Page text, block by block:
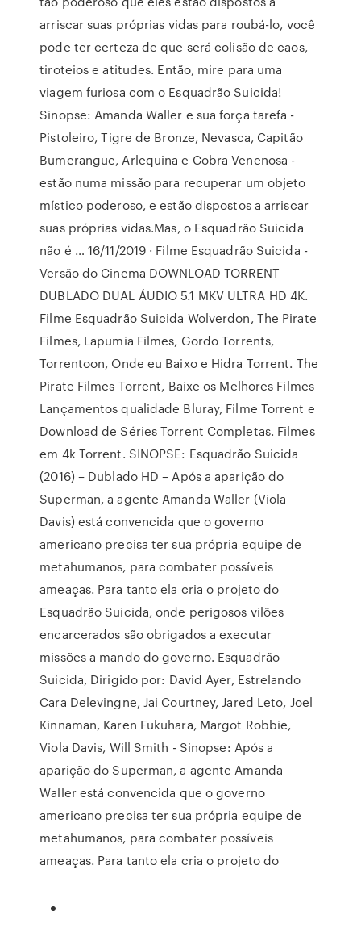
arriscar suas próprias vidas para roubá-lo, você
pode ter certeza de que será colisão de caos,
tiroteios e atitudes. Então, mire para uma
viagem furiosa com o Esquadrão Suicida!
Sinopse: Amanda Waller e sua força tarefa -
Pistoleiro, Tigre de Bronze, Nevasca, Capitão
Bumerangue, Arlequina e Cobra Venenosa -
estão numa missão para recuperar um objeto
místico poderoso, e estão dispostos a arriscar
suas próprias vidas.Mas, o Esquadrão Suicida
não é … 16/11/2019 · Filme Esquadrão Suicida -
Versão do Cinema DOWNLOAD TORRENT
DUBLADO DUAL ÁUDIO 5.1 MKV ULTRA HD 4K.
Filme Esquadrão Suicida Wolverdon, The Pirate
Filmes, Lapumia Filmes, Gordo Torrents,
Torrentoon, Onde eu Baixo e Hidra Torrent. The
Pirate Filmes Torrent, Baixe os Melhores Filmes
Lançamentos qualidade Bluray, Filme Torrent e
Download de Séries Torrent Completas. Filmes
em 4k Torrent. SINOPSE: Esquadrão Suicida
(2016) – Dublado HD – Após a aparição do
Superman, a agente Amanda Waller (Viola
Davis) está convencida que o governo
americano precisa ter sua própria equipe de
metahumanos, para combater possíveis
ameaças. Para tanto ela cria o projeto do
Esquadrão Suicida, onde perigosos vilões
encarcerados são obrigados a executar
missões a mando do governo. Esquadrão
Suicida, Dirigido por: David Ayer, Estrelando
Cara Delevingne, Jai Courtney, Jared Leto, Joel
Kinnaman, Karen Fukuhara, Margot Robbie,
Viola Davis, Will Smith - Sinopse: Após a
aparição do Superman, a agente Amanda
Waller está convencida que o governo
americano precisa ter sua própria equipe de
metahumanos, para combater possíveis
ameaças. Para tanto ela cria o projeto do